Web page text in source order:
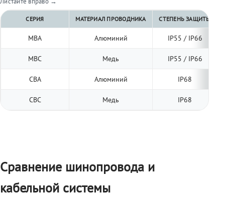
СЕРИЯ МАТЕРИАЛ ПРОВОДНИКА СТЕПЕНЬ ЗАЩИТЫ
МВА Алюминий IP55 / IP66
МВС Медь IP55 / IP66
СВА Алюминий IP68
СВС Медь IP68
Сравнение шинопровода и
кабельной системы